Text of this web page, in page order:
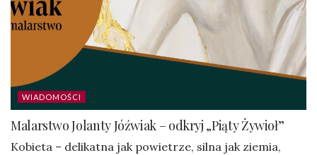
WIADOMOŚCI
Malarstwo Jolanty Jóźwiak – odkryj „Piąty Żywioł”
Kobieta – delikatna jak powietrze, silna jak ziemia,